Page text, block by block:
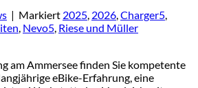
| Markiert 2025, 2026,Charger5,
, Nevo5, Riese und Müller
am Ammersee finden Sie kompetente
eBike-Erfahrung, eine